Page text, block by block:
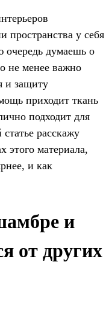
пространства у себя
очередь думаешь о
не менее важно
и защиту
приходит ткань
подходит для
расскажу
этого материала,
и как
и
от других